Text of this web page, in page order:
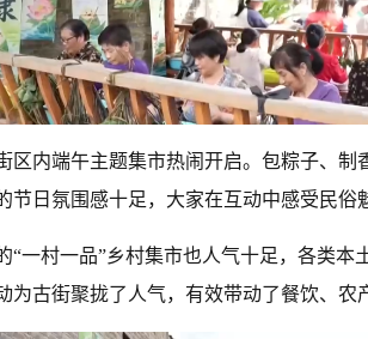
区内端午主题集市热闹开启。包粽子、制
节日氛围感十足，大家在互动中感受民俗
“一村一品”乡村集市也人气十足，各类本
为古街聚拢了人气，有效带动了餐饮、农